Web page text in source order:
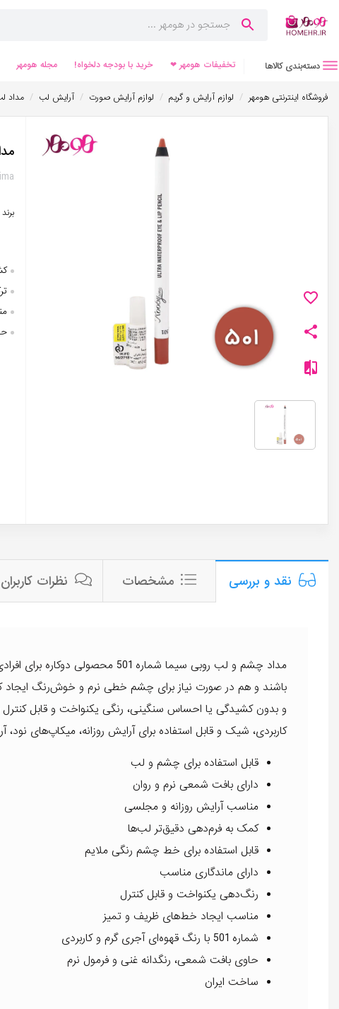
دسته‌بندی کالاها تخفیفات هومهر ❤ خرید با بودجه دلخواه! مجله هومهر
فروشگاه اینترنتی هومهر / لوازم آرایش و گریم / لوازم آرایش صورت / آرایش لب / مداد
نقد و بررسی مشخصات نظرات کاربران
مداد چشم و لب روبی سیما شماره
باشند و هم در صورت نیاز برای چشم خطی نرم و خوش‌رنگ
کاربردی، شیک و قابل استفاده برای آرایش روزانه، میکاپ‌های
قابل استفاده برای چشم و لب
دارای بافت شمعی نرم و روان
مناسب آرایش روزانه و مجلسی
کمک به فرم‌دهی دقیق‌تر لب‌ها
قابل استفاده برای خط چشم رنگی ملایم
دارای ماندگاری مناسب
رنگ‌دهی یکنواخت و قابل کنترل
مناسب ایجاد خط‌های ظریف و تمیز
شماره 501 با رنگ قهوه‌ای آجری گرم و کاربردی
حاوی بافت شمعی، رنگدانه غنی و فرمول نرم
ساخت ایران